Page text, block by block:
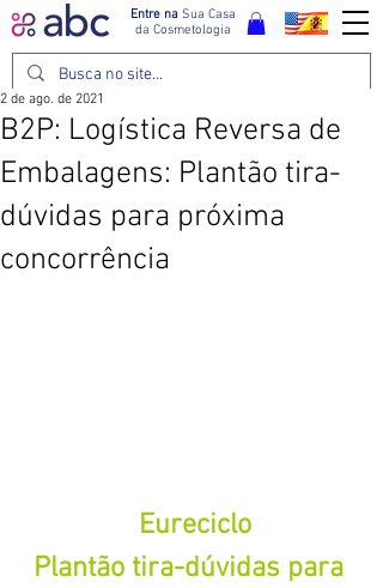
Entre naSua Casa
da Cosmetologia
B2P: Logística Reversa de
Embalagens: Plantão tira-
dúvidas para próxima
concorrência
2 de ago. de 2021
Eureciclo
Plantão tira-dúvidas para